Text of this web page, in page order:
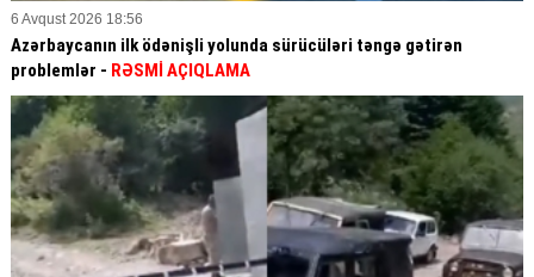
6 Avqust 2026 18:56
Azərbaycanın ilk ödənişli yolunda sürücüləri təngə gətirən
problemlər - RƏSMİ AÇIQLAMA